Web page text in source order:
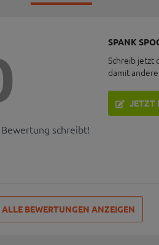
schreibt!
SPANK
Schreib jetzt
damit
JETZT
ALLE BEWERTUNGEN ANZEIGEN